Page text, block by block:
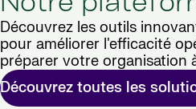
Découvrez les outils
pour améliorer l'efficacité
préparer votre organisation
Découvrez toutes les